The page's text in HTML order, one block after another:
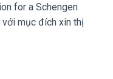
for a Schengen
mục đích xin thị